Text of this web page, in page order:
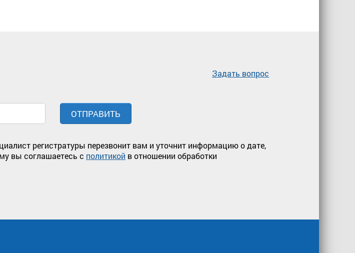
Задать вопрос
регистратуры перезвонит вам и уточнит информацию о дате,
вы соглашаетесь с политикой в отношении обработки